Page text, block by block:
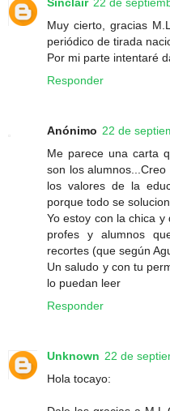
Muy cierto, gracias
periódico de tirada
Por mi parte intentaré
Responder
Anónimo 22 de
Me parece una carta
son los
los valores de la
porque todo se
Yo estoy con la chica
profes y alumnos
recortes (que según
Un saludo y con tu
lo puedan leer
Responder
Unknown 22 de
Hola tocayo: